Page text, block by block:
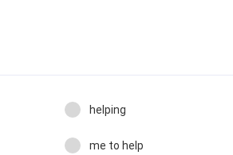
helping
me to help